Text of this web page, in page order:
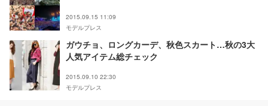
2015.09.15 11:09
モデルプレス
ガウチョ、ロングカーデ、秋色スカート…秋の3大
人気アイテム総チェック
2015.09.10 22:30
モデルプレス